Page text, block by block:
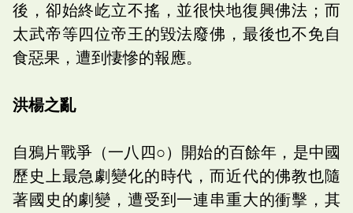
後，卻始終屹立不搖，並很快地復興佛法；而
太武帝等四位帝王的毀法廢佛，最後也不免自
食惡果，遭到悽慘的報應。
洪楊之亂
自鴉片戰爭（一八四○）開始的百餘年，是中國
歷史上最急劇變化的時代，而近代的佛教也隨
著國史的劇變，遭受到一連串重大的衝擊，其